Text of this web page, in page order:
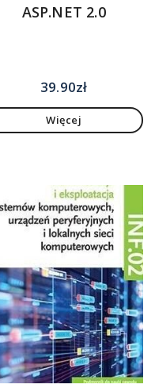
ASP.NET 2.0
39.90zł
Więcej